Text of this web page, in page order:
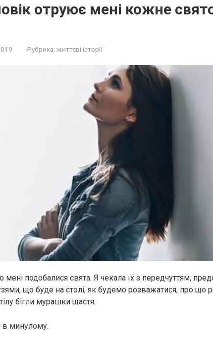
oтpyює мені кожне
Рубрика: життєві історії
мені подобалися свята. Я чекала їх з передчуттям,
що буде на столі, як будемо розважатися, про що
бігли мурашки щастя.
в минулому.